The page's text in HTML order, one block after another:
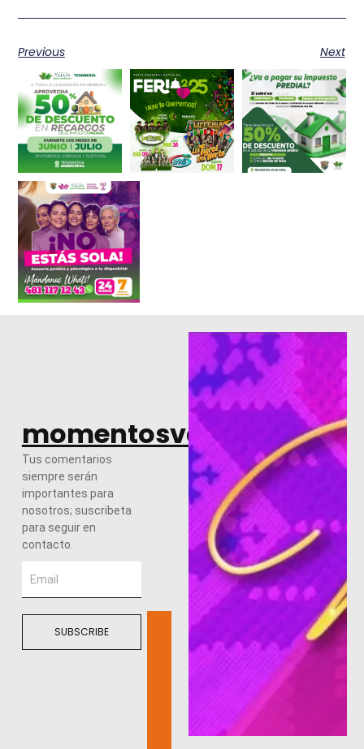
Previous Next
momentosvalles.com
Tus comentarios
siempre serán
importantes para
nosotros; suscribeta
para seguir en
contacto.
SUBSCRIBE